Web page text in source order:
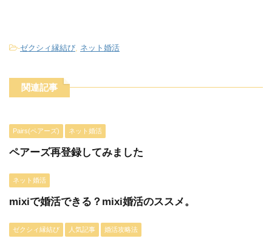
-ゼクシィ縁結び ネット婚活
関連記事
Pairs(ペアーズ) ネット婚活
ペアーズ再登録してみました
ネット婚活
mixiで婚活できる？mixi婚活のススメ。
ゼクシィ縁結び 人気記事 婚活攻略法